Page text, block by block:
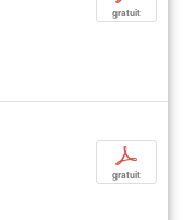
gratuit
p
gratuit